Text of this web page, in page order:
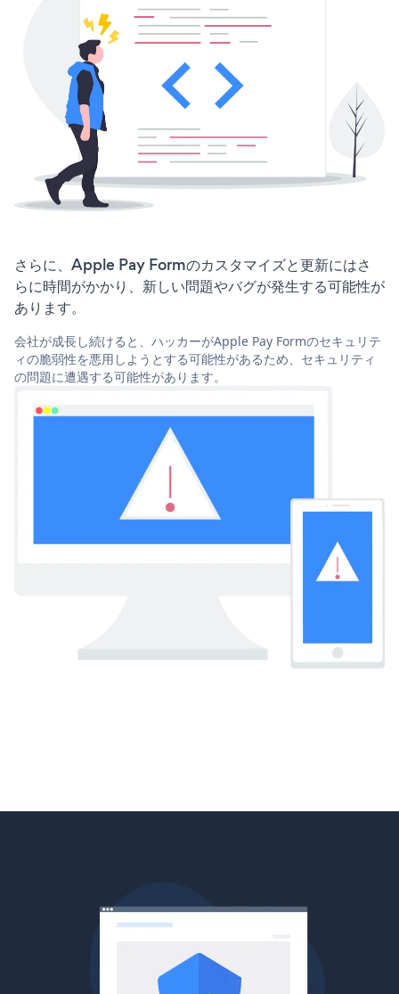
さらに、Apple Pay Formのカスタマイズと更新にはさ
らに時間がかかり、新しい問題やバグが発生する可能性が
あります。
会社が成長し続けると、ハッカーがApple Pay Formのセキュリテ
ィの脆弱性を悪用しようとする可能性があるため、セキュリティ
の問題に遭遇する可能性があります。